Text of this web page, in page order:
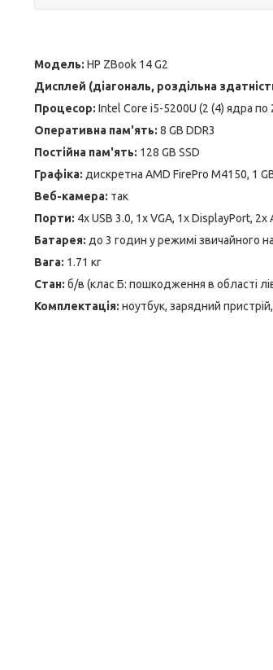
Модель: HP ZBook 14 G2
Дисплей (діагональ, роздільна
Процесор: Intel Core i5-5200U (2 (4) ядра по
Оперативна пам'ять: 8 GB DDR3
Постійна пам'ять: 128 GB SSD
Графіка: дискретна AMD FirePro M4150, 1
Веб-камера: так
Порти: 4x USB 3.0, 1x VGA, 1x DisplayPort,
Батарея: до 3 годин у режимі звичайного
Вага: 1.71 кг
Стан: б/в (клас Б: пошкодження в області
Комплектація: ноутбук, зарядний